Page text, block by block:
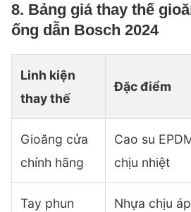
8. Bảng giá thay thế
ống dẫn Bosch 2024
Linh kiện
thay thế
Đặc điểm
Gioăng cửa
chính hãng
Cao su
chịu nhiệt
Tay phun
Nhựa chịu áp